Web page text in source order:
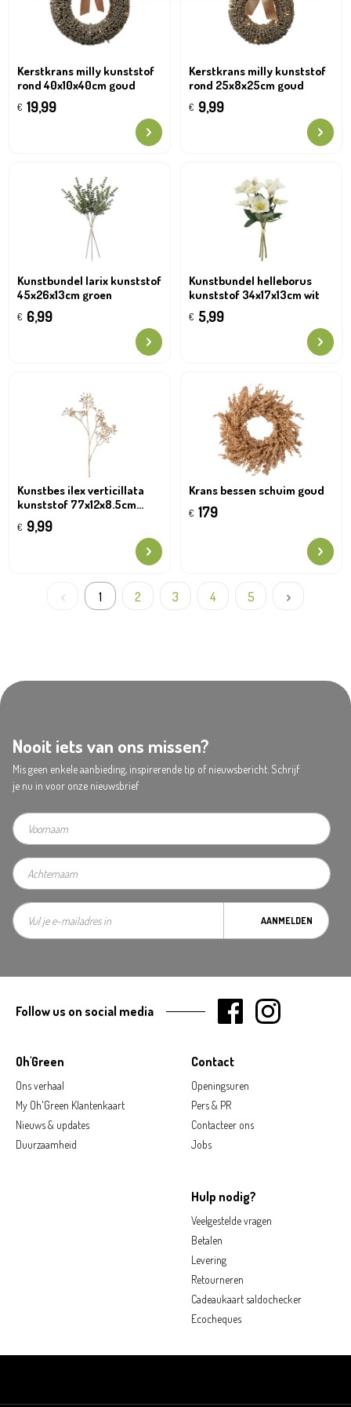
Kerstkrans milly kunststof
rond 40x10x40cm goud
€ 19,99
Kerstkrans milly kunststof
rond 25x8x25cm goud
€ 9,99
Kunstbundel larix kunststof
45x26x13cm groen
€ 6,99
Kunstbundel helleborus
kunststof 34x17x13cm wit
€ 5,99
Kunstbes ilex verticillata
kunststof 77x12x8.5cm
goud
€ 9,99
Krans bessen schuim goud
€ 179
1 2 3 4 5
Nooit iets van ons missen?
Mis geen enkele aanbieding, inspirerende tip of nieuwsbericht. Schrijf
je nu in voor onze nieuwsbrief
AANMELDEN
Oh'Green
Ons verhaal
My Oh'Green Klantenkaart
Nieuws & updates
Duurzaamheid
Contact
Openingsuren
Pers & PR
Contacteer ons
Jobs
Hulp nodig?
Veelgestelde vragen
Betalen
Levering
Retourneren
Cadeaukaart saldochecker
Ecocheques
Follow us on social media